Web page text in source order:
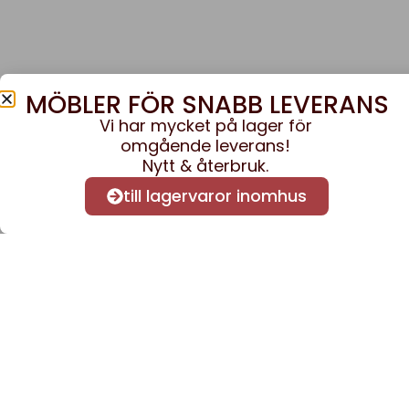
MÖBLER FÖR SNABB LEVERANS
Vi har mycket på lager för
omgående leverans!
Nytt & återbruk.
till lagervaror inomhus